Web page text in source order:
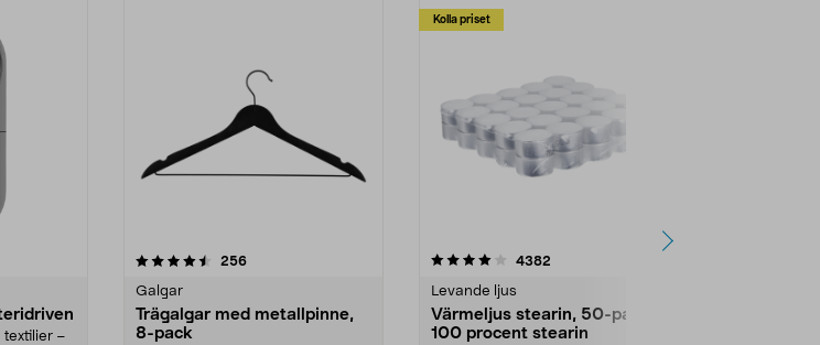
textilier –
256recensioner
Galgar
Trägalgar med metallpinne,
8-pack
Kolla priset
4.0av 5 stjärnor 4382
Levande ljus
Värmeljus stearin, 50-pack,
100 procent stearin
4.5av 5 stjärnor